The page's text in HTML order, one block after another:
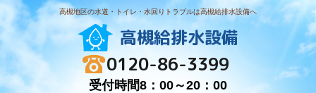
高槻地区の水道・トイレ・水回りトラブルは高槻給排水設備へ
高槻給排水設備
0120-86-3399
受付時間8：00～20：00